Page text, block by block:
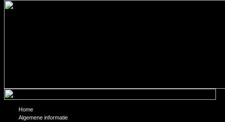
Home
Algemene informatie